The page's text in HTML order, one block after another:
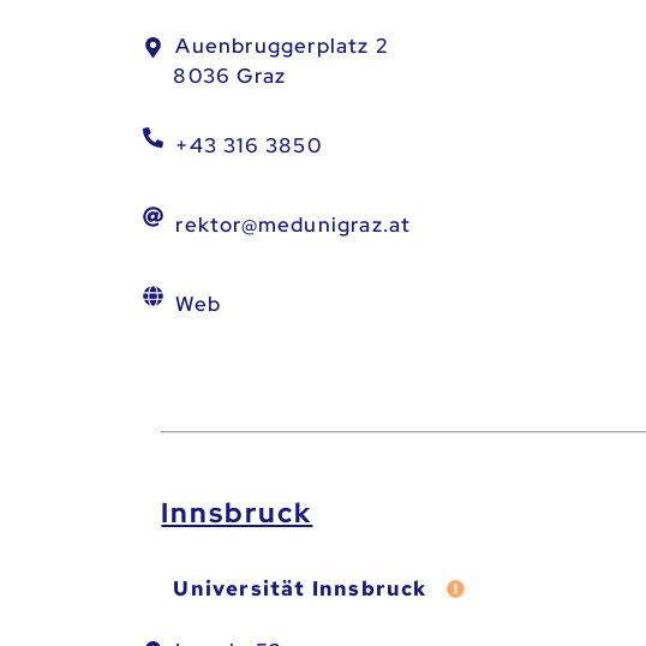
Auenbruggerplatz 2
8036 Graz
+43 316 3850
rektor@medunigraz.at
Web
Innsbruck
Universität Innsbruck Fehler melden